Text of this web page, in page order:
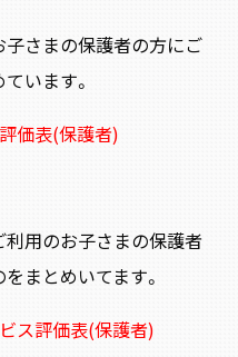
さまの保護者の方にご
います。
価表(保護者)
用のお子さまの保護者
まとめいてます。
ス評価表(保護者)